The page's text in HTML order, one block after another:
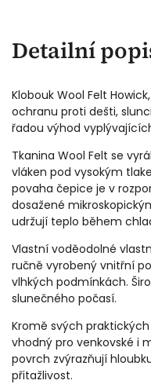
Detailní
Klobouk Wool Felt
ochranu proti dešti,
řadou výhod
Tkanina Wool Felt se
vláken pod vysokým
povaha čepice je v
dosažené
udržují teplo během
Vlastní voděodolné
ručně vyrobený vnitřní
vlhkých podmínkách.
slunečného počasí.
Kromě svých
vhodný pro venkovské i
povrch zvýrazňují
přitažlivost.